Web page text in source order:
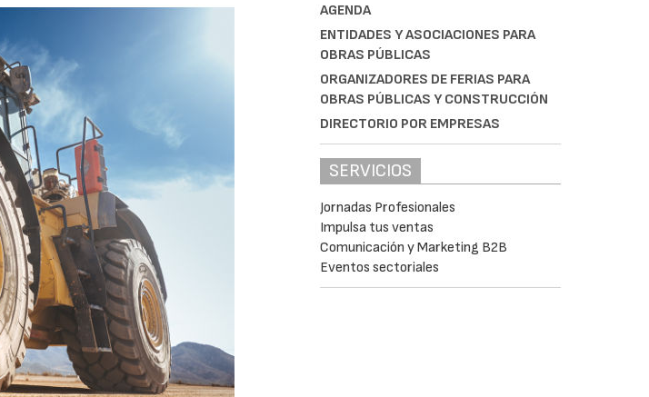
AGENDA
ENTIDADES Y ASOCIACIONES PARA
OBRAS PÚBLICAS
ORGANIZADORES DE FERIAS PARA
OBRAS PÚBLICAS Y CONSTRUCCIÓN
DIRECTORIO POR EMPRESAS
SERVICIOS
Jornadas Profesionales
Impulsa tus ventas
Comunicación y Marketing B2B
Eventos sectoriales